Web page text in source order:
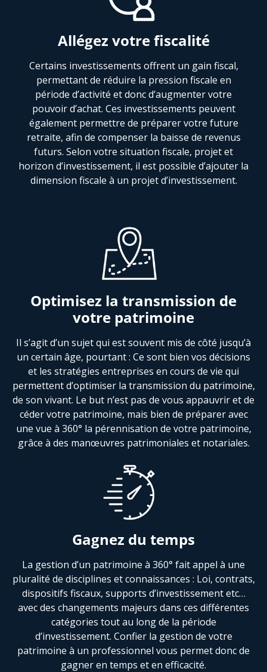
Allégez votre fiscalité
Certains investissements offrent un gain fiscal,
permettant de réduire la pression fiscale en
période d’activité et donc d’augmenter votre
pouvoir d’achat. Ces investissements peuvent
également permettre de préparer votre future
retraite, afin de compenser la baisse de revenus
futurs. Selon votre situation fiscale, projet et
horizon d’investissement, il est possible d’ajouter la
dimension fiscale à un projet d’investissement.
Optimisez la transmission de
votre patrimoine
Il s’agit d’un sujet qui est souvent mis de côté jusqu’à
un certain âge, pourtant : Ce sont bien vos décisions
et les stratégies entreprises en cours de vie qui
permettent d’optimiser la transmission du patrimoine,
de son vivant. Le but n’est pas de vous appauvrir et de
céder votre patrimoine, mais bien de préparer avec
une vue à 360° la pérennisation de votre patrimoine,
grâce à des manœuvres patrimoniales et notariales.
Gagnez du temps
La gestion d’un patrimoine à 360° fait appel à une
pluralité de disciplines et connaissances : Loi, contrats,
dispositifs fiscaux, supports d’investissement etc…
avec des changements majeurs dans ces différentes
catégories tout au long de la période
d’investissement. Confier la gestion de votre
patrimoine à un professionnel vous permet donc de
gagner en temps et en efficacité.